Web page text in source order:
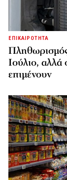
ΕΠΙΚΑΙΡΟΤΗΤΑ
Ιούλιο, αλλά
επιμένουν